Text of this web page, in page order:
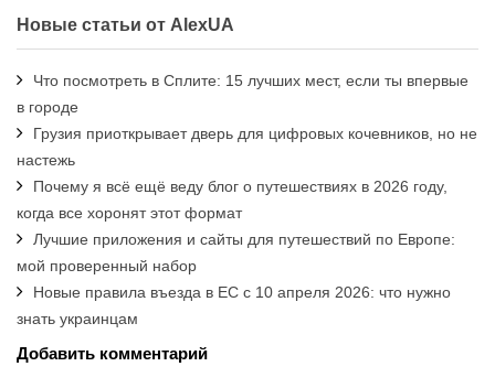
Новые статьи от AlexUA
Что посмотреть в Сплите: 15 лучших мест, если ты впервые
в городе
Грузия приоткрывает дверь для цифровых кочевников, но не
настежь
Почему я всё ещё веду блог о путешествиях в 2026 году,
когда все хоронят этот формат
Лучшие приложения и сайты для путешествий по Европе:
мой проверенный набор
Новые правила въезда в ЕС с 10 апреля 2026: что нужно
знать украинцам
Добавить комментарий